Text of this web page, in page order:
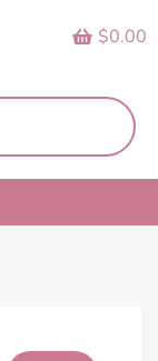
$0.00